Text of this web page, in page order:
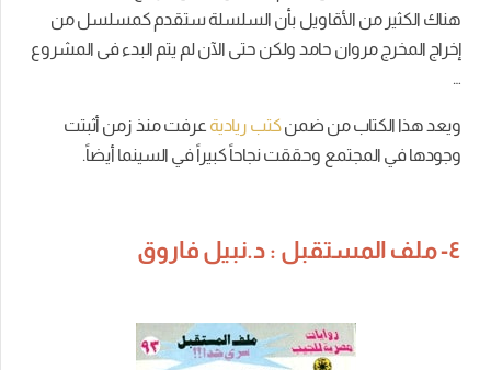
هناك الكثير من الأقاويل بأن السلسلة ستقدم كمسلسل من
إخراج المخرج مروان حامد ولكن حتى الآن لم يتم البدء فى المشروع
…
ويعد هذا الكتاب من ضمنكتب ريادية عرفت منذ زمن أثبتت
وجودها في المجتمع وحققت نجاحاً كبيراً في السينما أيضاً.
٤- ملف المستقبل : د.نبيل فاروق